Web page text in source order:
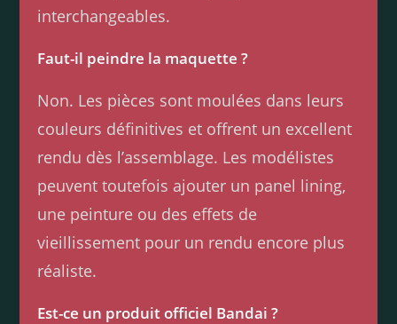
interchangeables.
Faut-il peindre la maquette ?
Non. Les pièces sont moulées dans leurs
couleurs définitives et offrent un excellent
rendu dès l’assemblage. Les modélistes
peuvent toutefois ajouter un panel lining,
une peinture ou des effets de
vieillissement pour un rendu encore plus
réaliste.
Est-ce un produit officiel Bandai ?